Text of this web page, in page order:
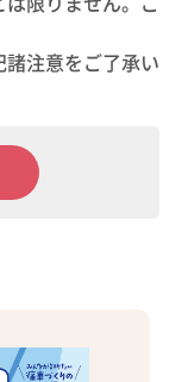
注意をご了承い